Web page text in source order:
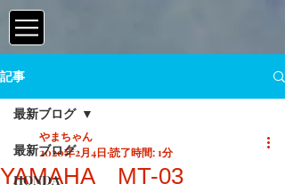
記事
最新ブログ
HONDA
最新ブログ
YAMAHA MT-03
やまちゃん
2020年2月4日 読了時間: 1分